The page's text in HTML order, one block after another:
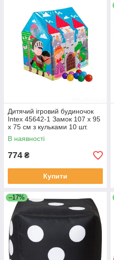
Дитячий ігровий будиночок
Intex 45642-1 Замок 107 х 95
х 75 см з кульками 10 шт.
В наявності
774 ₴
Купити
–17%